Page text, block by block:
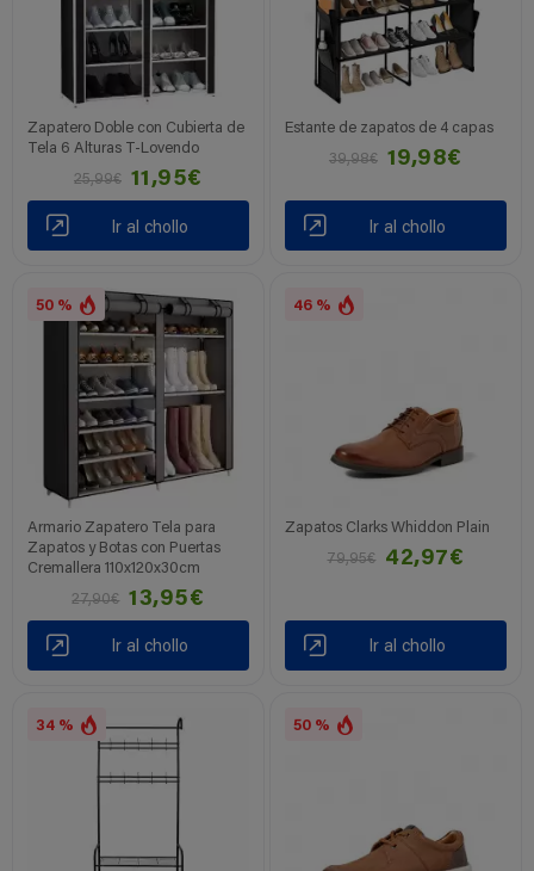
Zapatero Doble con Cubierta de
Tela 6 Alturas T-Lovendo
25,99€
11,95€
Ir al chollo
Estante de zapatos de 4 capas
39,98€
19,98€
Ir al chollo
50 %
Armario Zapatero Tela para
Zapatos y Botas con Puertas
Cremallera 110x120x30cm
27,90€
13,95€
Ir al chollo
46 %
Zapatos Clarks Whiddon Plain
79,95€
42,97€
Ir al chollo
34 % 50 %